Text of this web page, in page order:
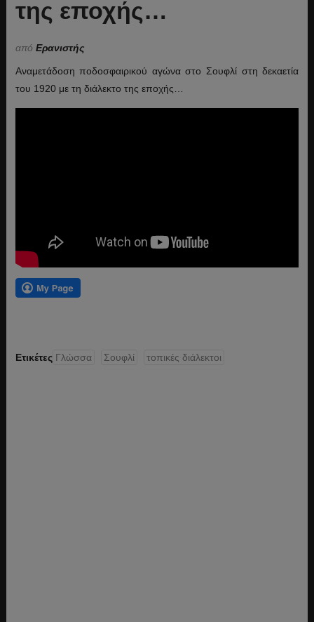
της εποχής…
από Ερανιστής
Αναμετάδοση ποδοσφαιρικού αγώνα στο Σουφλί στη δεκαετία
του 1920 με τη διάλεκτο της εποχής…
Ετικέτες Γλώσσα Σουφλί τοπικές διάλεκτοι